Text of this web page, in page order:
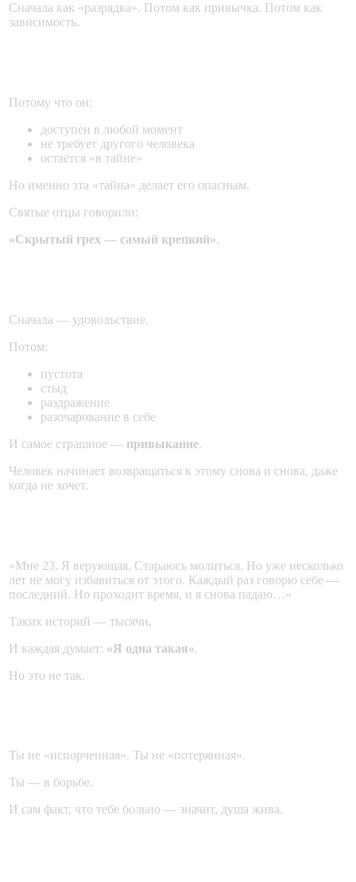
Сначала как «разрядка». Потом как привычка. Потом как
зависимость.
Потому что он:
доступен в любой момент
не требует другого человека
остаётся «в тайне»
Но именно эта «тайна» делает его опасным.
Святые отцы говорили:
«Скрытый грех — самый крепкий».
Сначала — удовольствие.
Потом:
пустота
стыд
раздражение
разочарование в себе
И самое страшное — привыкание.
Человек начинает возвращаться к этому снова и снова, даже
когда не хочет.
«Мне 23. Я верующая. Стараюсь молиться. Но уже несколько
лет не могу избавиться от этого. Каждый раз говорю себе —
последний. Но проходит время, и я снова падаю…»
Таких историй — тысячи.
И каждая думает: «Я одна такая».
Но это не так.
Ты не «испорченная». Ты не «потерянная».
Ты — в борьбе.
И сам факт, что тебе больно — значит, душа жива.